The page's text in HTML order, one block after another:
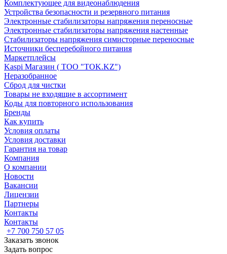
Комплектующее для видеонаблюдения
Устройства безопасности и резервного питания
Электронные стабилизаторы напряжения переносные
Электронные стабилизаторы напряжения настенные
Стабилизаторы напряжения симисторные переносные
Источники бесперебойного питания
Маркетплейсы
Kaspi Магазин ( ТОО "TOK.KZ")
Неразобранное
Сброд для чистки
Товары не входящие в ассортимент
Коды для повторного использования
Бренды
Как купить
Условия оплаты
Условия доставки
Гарантия на товар
Компания
О компании
Новости
Вакансии
Лицензии
Партнеры
Контакты
Контакты
+7 700 750 57 05
Заказать звонок
Задать вопрос